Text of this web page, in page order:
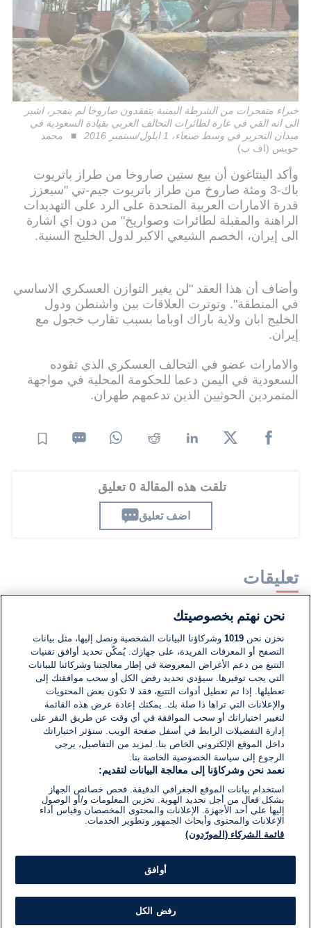
خبراء متفجرات من الشرطة اليمنية يتفقدون صاروخا لم ينفجر، اشير
الى انه القي في غارة لطائرات التحالف العربي بقيادة السعودية في
ميدان التحرير في وسط صنعاء، 1 ايلول/سبتمبر 2016
محمد
حويس (اف ب)
وأكد البنتاغون أن بيع ستين صاروخا من طراز باتريوت
باك-3 ومئة صاروخ من طراز باتريوت جيم-تي "سيعزز
قدرة الامارات العربية المتحدة على الرد على التهديدات
الراهنة والمقبلة لطائرات وصواريخ" من دون اي اشارة
الى إيران، الخصم الشيعي الاكبر لدول الخليج السنية.
وأضاف أن هذا العقد "لن يغير التوازن العسكري الاساسي
في المنطقة". وتوترت العلاقات بين واشنطن ودول
الخليج ابان ولاية باراك اوباما بسبب تقارب خجول مع
إيران.
والامارات عضو في التحالف العسكري الذي تقوده
السعودية في اليمن دعما للحكومة المحلية في مواجهة
المتمردين الحوثيين الذين تدعمهم طهران.
تلقت هذه المقالة 0 تعليق
اضف تعليق
تعليقات
لا توجد تعليقات مكتوبة حتى الآن. كن الأول!
اكتب تعليقًا جديدًا ...
نحن نهتم بخصوصيتك
نخزن نحن1019 وشركاؤنا البيانات الشخصية ونصل إليها، مثل بيانات
التصفح أو المعرفات الفريدة، على جهازك. يُمكّن تحديد أوافق تقنيات
التتبع من دعم الأغراض المعروضة في إطار معالجتنا وشركائنا للبيانات
التي يجب توفيرها. سيؤدي تحديد رفض الكل أو سحب موافقتك إلى
تعطيلها. إذا تم تعطيل أدوات التتبع، فقد لا تكون بعض المحتويات
والإعلانات التي تراها ذا صلة بك. يمكنك إعادة عرض هذه القائمة
لتغيير اختياراتك أو سحب الموافقة في أي وقت عن طريق النقر على
إدارة التفضيلات الرابط في أسفل صفحة الويب. ستؤثر اختياراتك
داخل الموقع الإلكتروني الخاص بنا. لمزيد من التفاصيل، يرجى
الرجوع إلى سياسة الخصوصية الخاصة بنا.
نعمد نحن وشركاؤنا إلى معالجة البيانات لتقديم:
استخدام بيانات الموقع الجغرافي الدقيقة. فحص خصائص الجهاز
بشكل فعال من أجل تحديد الهوية. تخزين المعلومات و/أو الوصول
إليها على أحد الأجهزة. الإعلانات والمحتوى المخصصان وقياس أداء
الإعلانات والمحتوى وأبحاث الجمهور وتطوير الخدمات.
قائمة الشركاء (المورّدون)
أوافق
رفض الكل